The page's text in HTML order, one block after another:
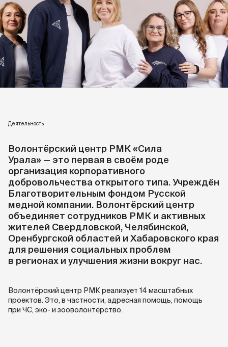
Деятельность
Волонтёрский центр РМК «Сила
Урала» — это первая в своём роде
организация корпоративного
добровольчества открытого типа. Учреждён
Благотворительным фондом Русской
медной компании. Волонтёрский центр
объединяет сотрудников РМК и активных
жителей Свердловской, Челябинской,
Оренбургской областей и Хабаровского края
для решения социальных проблем
в регионах и улучшения жизни вокруг нас.
Волонтёрский центр РМК реализует 14 масштабных
проектов. Это, в частности, адресная помощь, помощь
при ЧС, эко- и зооволонтёрство.